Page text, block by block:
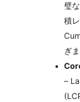
璧
積
ぎ
–